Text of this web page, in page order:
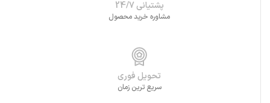
پشتیانی 24/7
مشاوره خرید محصول
تحویل فوری
سریع ترین زمان